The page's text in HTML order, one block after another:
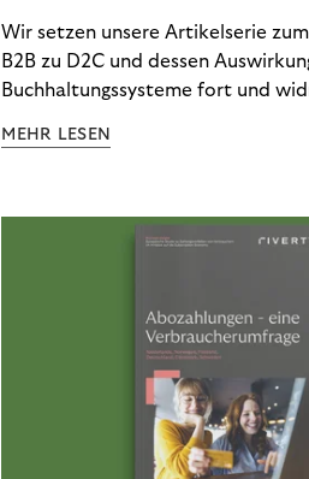
Wir setzen unsere Artikelserie
B2B zu D2C und dessen
Buchhaltungssysteme fort und
im D2C-Bereich.
MEHR LESEN